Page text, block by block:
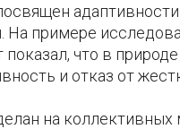
примере
показал, что в
и отказ от
на